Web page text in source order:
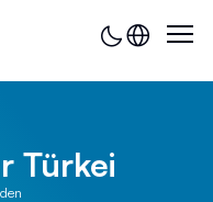
Türkei